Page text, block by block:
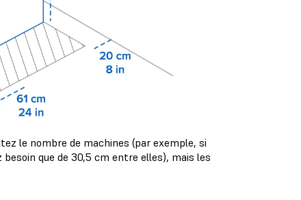
le nombre de machines (par exemple, si
que de 30,5 cm entre elles), mais les